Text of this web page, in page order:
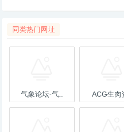
同类热门网址
气象论坛-气.. ACG生肉